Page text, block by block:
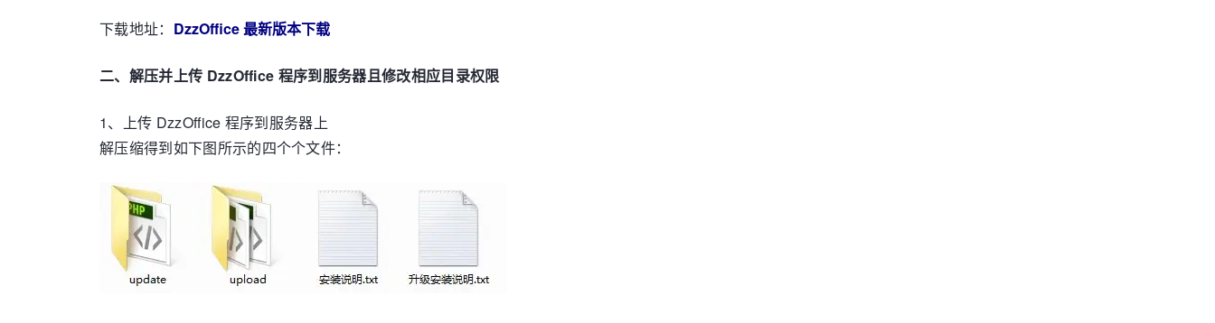
下载地址： DzzOffice 最新版本下载
二、解压并上传 DzzOffice 程序到服务器且修改相应目录权限
1、上传 DzzOffice 程序到服务器上
解压缩得到如下图所示的四个个文件：